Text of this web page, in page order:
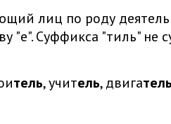
лиц по роду
"е". Суффикса "тиль" не
тель, учитель, двига